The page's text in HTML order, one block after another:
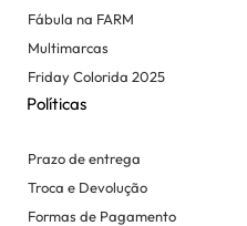
Fábula na FARM
Multimarcas
Friday Colorida 2025
Políticas
Prazo de entrega
Troca e Devolução
Formas de Pagamento